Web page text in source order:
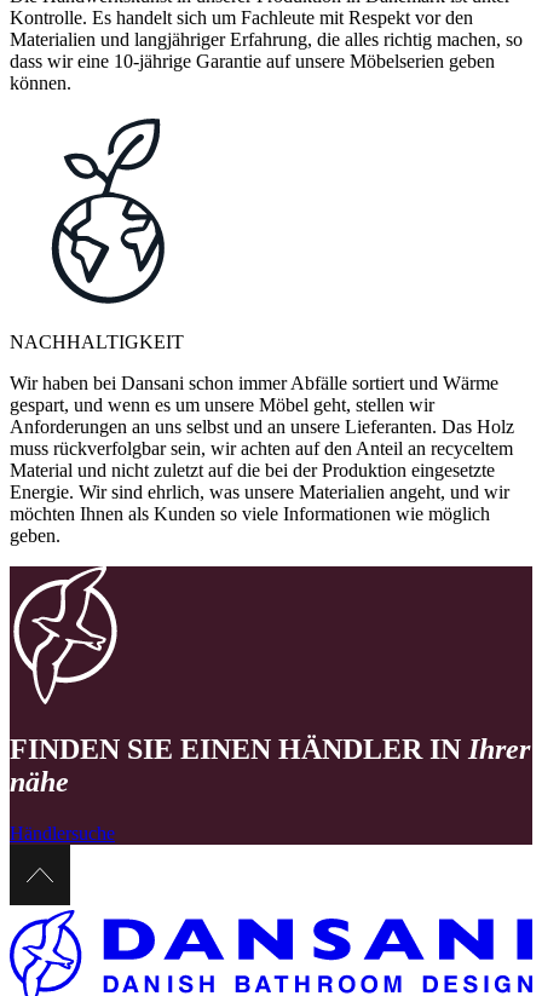
Kontrolle. Es handelt sich um Fachleute mit Respekt vor den
Materialien und langjähriger Erfahrung, die alles richtig machen, so
dass wir eine 10-jährige Garantie auf unsere Möbelserien geben
können.
NACHHALTIGKEIT
Wir haben bei Dansani schon immer Abfälle sortiert und Wärme
gespart, und wenn es um unsere Möbel geht, stellen wir
Anforderungen an uns selbst und an unsere Lieferanten. Das Holz
muss rückverfolgbar sein, wir achten auf den Anteil an recyceltem
Material und nicht zuletzt auf die bei der Produktion eingesetzte
Energie. Wir sind ehrlich, was unsere Materialien angeht, und wir
möchten Ihnen als Kunden so viele Informationen wie möglich
geben.
FINDEN SIE EINEN HÄNDLER IN Ihrer
nähe
Händlersuche